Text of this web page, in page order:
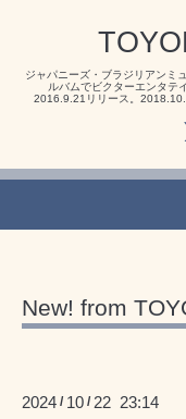
ジャパニーズ・ブラジリアンミ
ルバムでビクターエンタテ
2016.9.21リリース。
New! from
2024 / 10 / 22 23:14